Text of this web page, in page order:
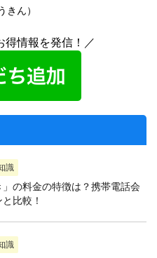
ん）
得情報を発信！／
識
」の料金の特徴は？携帯電話会
比較！
識